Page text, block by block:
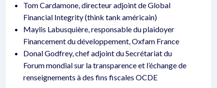
Tom Cardamone, directeur adjoint de Global
Financial Integrity (think tank américain)
Maylis Labusquière, responsable du plaidoyer
Financement du développement, Oxfam France
Donal Godfrey, chef adjoint du Secrétariat du
Forum mondial sur la transparence et l’échange de
renseignements à des fins fiscales OCDE